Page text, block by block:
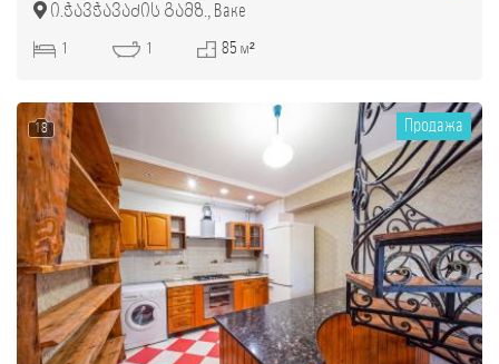
ი.ჭავჭავაძის გამზ., Ваке
1 1 85 м²
18 Продажа